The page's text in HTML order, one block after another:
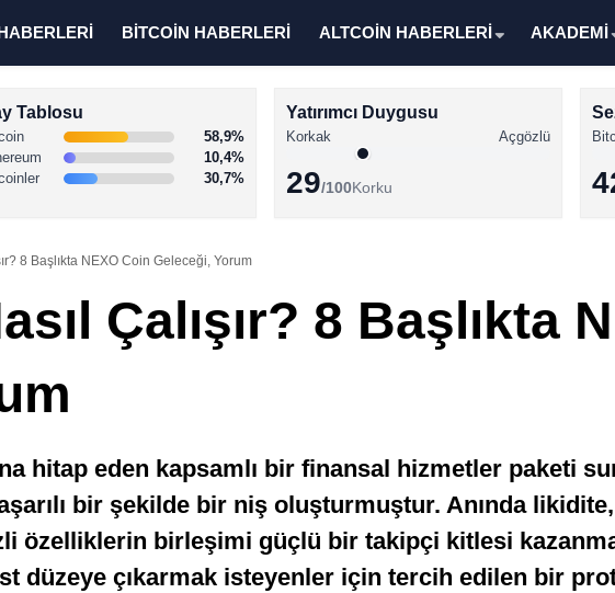
BİTCOİN HABERLERİ ALTCOİN HABERLERİ AKADEMİ
Tablosu
58,9%
10,4%
30,7%
Yatırımcı Duygusu
Korkak Açgözlü
29/100Korku
8 Başlıkta NEXO Coin Geleceği, Yorum
Çalışır? 8 Başlıkta
hitap eden kapsamlı bir finansal hizmetler paketi
bir şekilde bir niş oluşturmuştur. Anında
özelliklerin birleşimi güçlü bir takipçi kitlesi
düzeye çıkarmak isteyenler için tercih edilen bir